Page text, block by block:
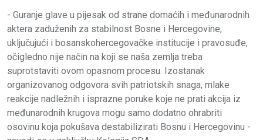
- Guranje glave u pijesak od strane domaćih i međunarodnih
aktera zaduženih za stabilnost Bosne i Hercegovine,
uključujući i bosanskohercegovačke institucije i pravosuđe,
očigledno nije način na koji se naša zemlja treba
suprotstaviti ovom opasnom procesu. Izostanak
organizovanog odgovora svih patriotskih snaga, mlake
reakcije nadležnih i isprazne poruke koje ne prati akcija iz
međunarodnih krugova mogu samo dodatno ohrabriti
osovinu koja pokušava destabilizirati Bosnu i Hercegovinu -